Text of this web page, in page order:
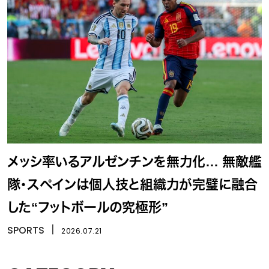
メッシ率いるアルゼンチンを無力化… 無敵艦
隊・スペインは個人技と組織力が完璧に融合
した“フットボールの究極形”
SPORTS 2026.07.21